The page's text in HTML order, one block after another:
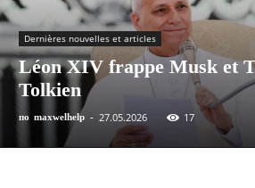
Dernières nouvelles et articles
Léon XIV frappe Musk et
Tolkien
по maxwelhelp - 27.05.2026 17